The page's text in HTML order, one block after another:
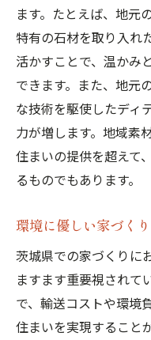
春の花を楽
夏の涼を取
秋の紅葉を
冬の暖かさ
四季折々の
茨城県の自然
自然素材を活か
エコフレンド
自然素材の
自然素材を
ト
健康的な住
ます。たとえば、地元
特有の石材を取り入れ
活かすことで、温かみ
できます。また、地元
な技術を駆使したディ
力が増します。地域素
住まいの提供を超えて
るものでもあります。
環境に優しい家づく
茨城県での家づくりに
ますます重要視されて
で、輸送コストや環境
住まいを実現すること